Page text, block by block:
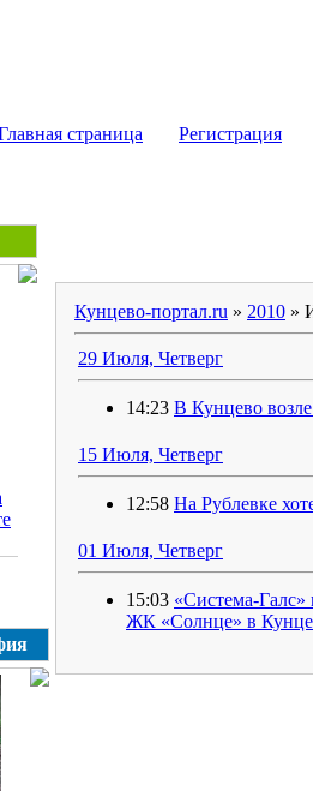
страница Регистрация
Кунцево-портал.ru » 2010 »
29 Июля, Четверг
14:23 В Кунцево
15 Июля, Четверг
12:58 На Рублевке
01 Июля, Четверг
15:03 «Система-Галс»
ЖК «Солнце» в